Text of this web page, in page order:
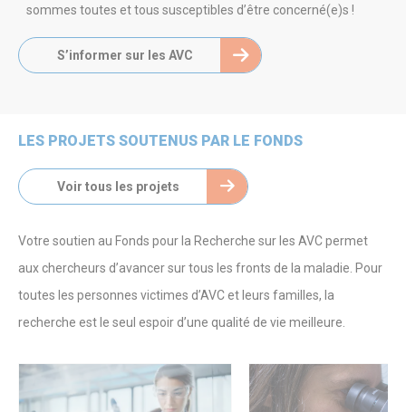
sommes toutes et tous susceptibles d’être concerné(e)s !
S’informer sur les AVC
LES PROJETS SOUTENUS PAR LE FONDS
Voir tous les projets
Votre soutien au Fonds pour la Recherche sur les AVC permet
aux chercheurs d’avancer sur tous les fronts de la maladie. Pour
toutes les personnes victimes d’AVC et leurs familles, la
recherche est le seul espoir d’une qualité de vie meilleure.